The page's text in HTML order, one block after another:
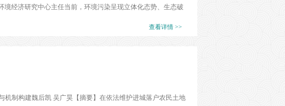
经济研究中心主任当前，环境污染呈现立体化态势、生态破
查看详情 >>
机制构建魏后凯 吴广昊【摘要】在依法维护进城落户农民土地